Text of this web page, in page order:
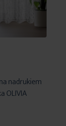
nadrukiem
OLIVIA